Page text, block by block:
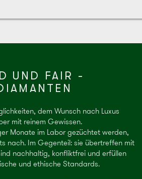
UND FAIR -
dem Wunsch nach Luxus
mit reinem Gewissen.
Monate im Labor gezüchtet werden,
nach. Im Gegenteil: sie übertreffen mit
nachhaltig, konfliktfrei und erfüllen
und ethische Standards.